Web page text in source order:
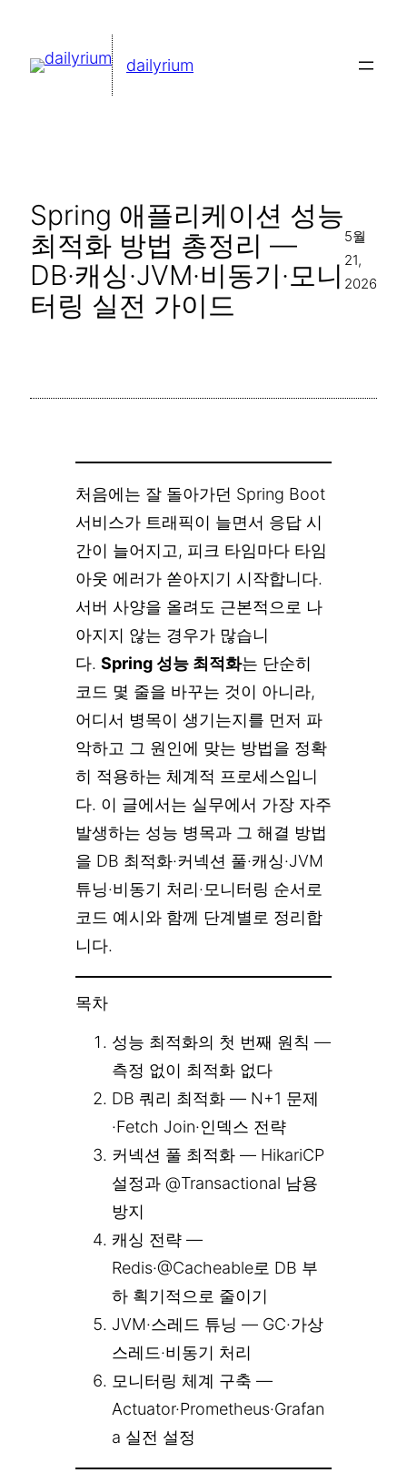
dailyrium
Spring 애플리케이션 성능
최적화 방법 총정리 —
DB·캐싱·JVM·비동기·모니
터링 실전 가이드
5월
21,
2026
처음에는 잘 돌아가던 Spring Boot
서비스가 트래픽이 늘면서 응답 시
간이 늘어지고, 피크 타임마다 타임
아웃 에러가 쏟아지기 시작합니다.
서버 사양을 올려도 근본적으로 나
아지지 않는 경우가 많습니
다. Spring 성능 최적화는 단순히
코드 몇 줄을 바꾸는 것이 아니라,
어디서 병목이 생기는지를 먼저 파
악하고 그 원인에 맞는 방법을 정확
히 적용하는 체계적 프로세스입니
다. 이 글에서는 실무에서 가장 자주
발생하는 성능 병목과 그 해결 방법
을 DB 최적화·커넥션 풀·캐싱·JVM
튜닝·비동기 처리·모니터링 순서로
코드 예시와 함께 단계별로 정리합
니다.
목차
성능 최적화의 첫 번째 원칙 —
측정 없이 최적화 없다
DB 쿼리 최적화 — N+1 문제
·Fetch Join·인덱스 전략
커넥션 풀 최적화 — HikariCP
설정과 @Transactional 남용
방지
캐싱 전략 —
Redis·@Cacheable로 DB 부
하 획기적으로 줄이기
JVM·스레드 튜닝 — GC·가상
스레드·비동기 처리
모니터링 체계 구축 —
Actuator·Prometheus·Grafan
a 실전 설정